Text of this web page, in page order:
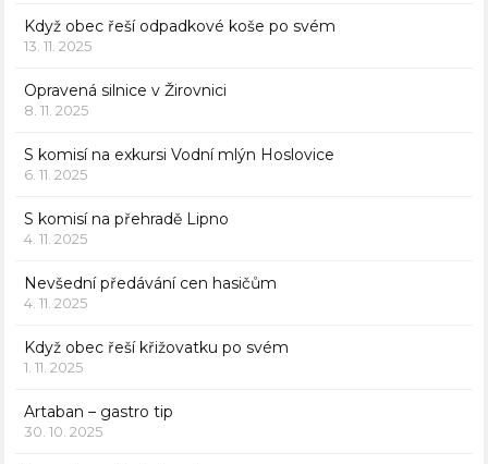
Když obec řeší odpadkové koše po svém
13. 11. 2025
Opravená silnice v Žirovnici
8. 11. 2025
S komisí na exkursi Vodní mlýn Hoslovice
6. 11. 2025
S komisí na přehradě Lipno
4. 11. 2025
Nevšední předávání cen hasičům
4. 11. 2025
Když obec řeší křižovatku po svém
1. 11. 2025
Artaban – gastro tip
30. 10. 2025